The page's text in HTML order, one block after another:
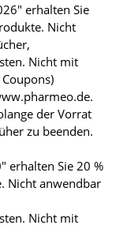
erhalten Sie
Nicht
Nicht mit
der Vorrat
zu beenden.
erhalten Sie 20 %
Nicht anwendbar
Nicht mit